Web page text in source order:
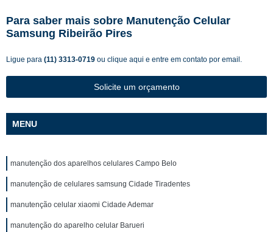
Para saber mais sobre Manutenção Celular
Samsung Ribeirão Pires
Ligue para (11) 3313-0719 ou clique aqui e entre em contato por email.
Solicite um orçamento
MENU
manutenção dos aparelhos celulares Campo Belo
manutenção de celulares samsung Cidade Tiradentes
manutenção celular xiaomi Cidade Ademar
manutenção do aparelho celular Barueri